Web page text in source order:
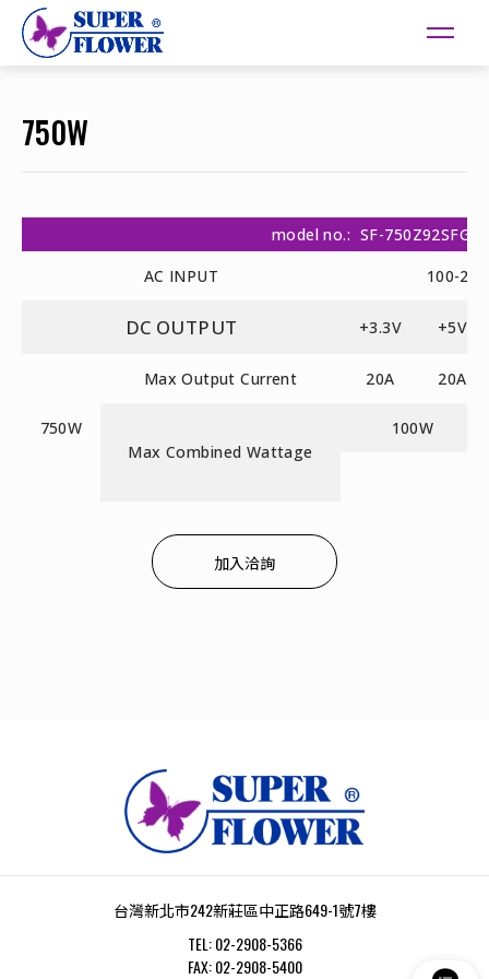
750W
model no.: SF-750Z92SFG
AC INPUT
100-
DC OUTPUT +3.3V +5V
750W
Max Output Current 20A 20A
Max Combined Wattage
100W
加入洽詢
台灣新北市242新莊區中正路649-1號7樓
TEL: 02-2908-5366
FAX: 02-2908-5400